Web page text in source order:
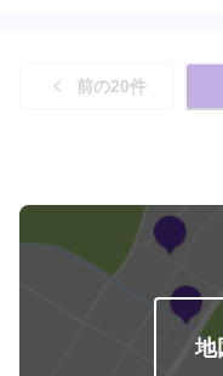
前の20件
地